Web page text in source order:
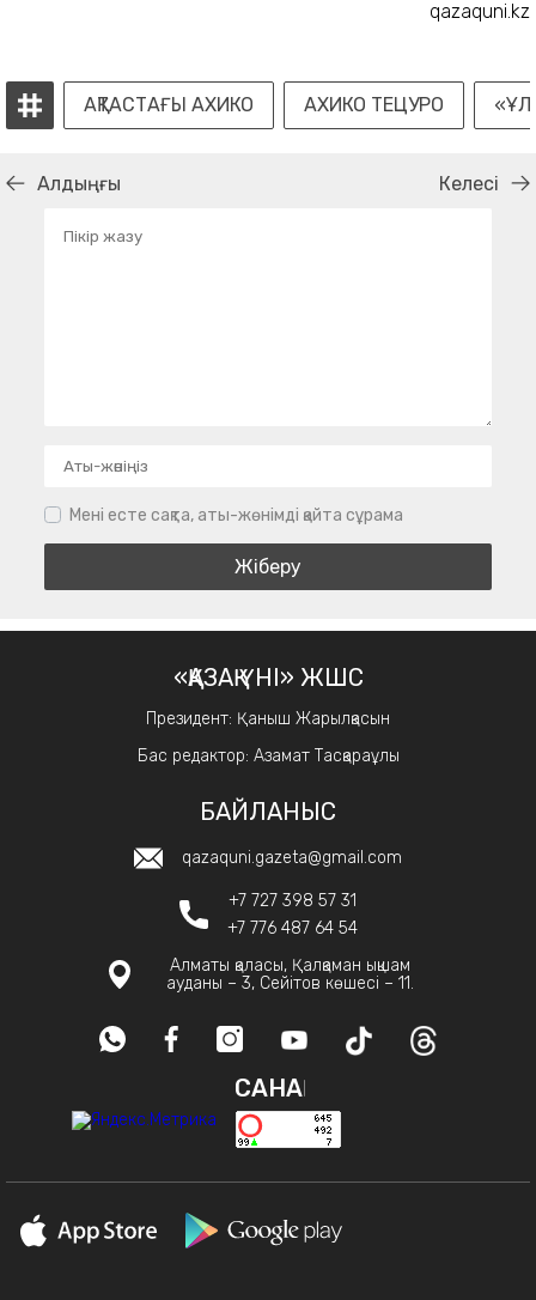
qazaquni.kz
АҚТАСТАҒЫ АХИКО АХИКО ТЕЦУРО
Алдыңғы Келесі
Мені есте сақта, аты-жөнімді қайта сұрама
«ҚАЗАҚ ҮНІ» ЖШС
Президент: Қаныш Жарылқасын
Бас редактор: Азамат Тасқараұлы
БАЙЛАНЫС
qazaquni.gazeta@gmail.com
+7 727 398 57 31
+7 776 487 64 54
Алматы қаласы, Қалқаман ықшам
ауданы – 3, Сейітов көшесі – 11.
САНАҚ